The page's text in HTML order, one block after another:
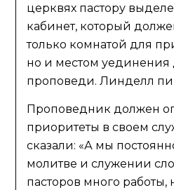
церквях пастору
кабинет, который
только комнатой для
но и местом уединения
проповеди. Линделл
Проповедник должен
приоритеты в своем
сказали: «А мы
молитве и служении
пасторов много